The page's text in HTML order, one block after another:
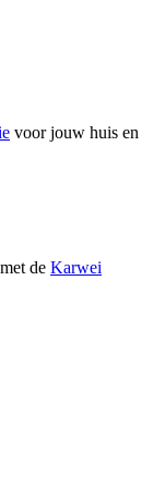
voor jouw huis en
de Karwei